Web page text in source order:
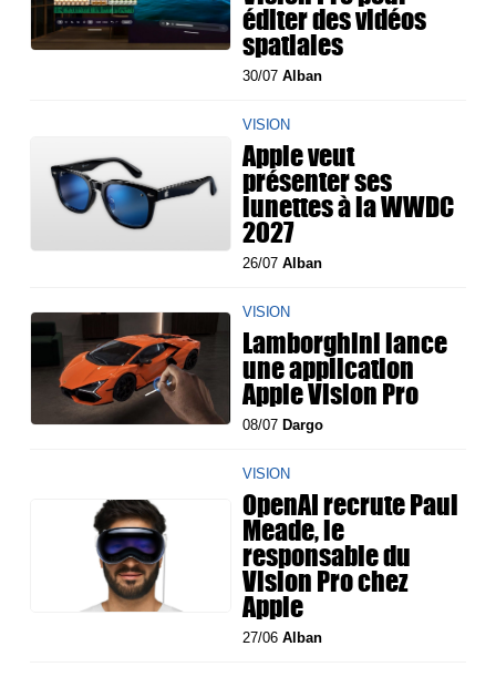
éditer des vidéos
spatiales
30/07Alban
VISION
Apple veut
présenter ses
lunettes à la WWDC
2027
26/07Alban
VISION
Lamborghini lance
une application
Apple Vision Pro
08/07 Dargo
VISION
OpenAI recrute Paul
Meade, le
responsable du
Vision Pro chez
Apple
27/06Alban